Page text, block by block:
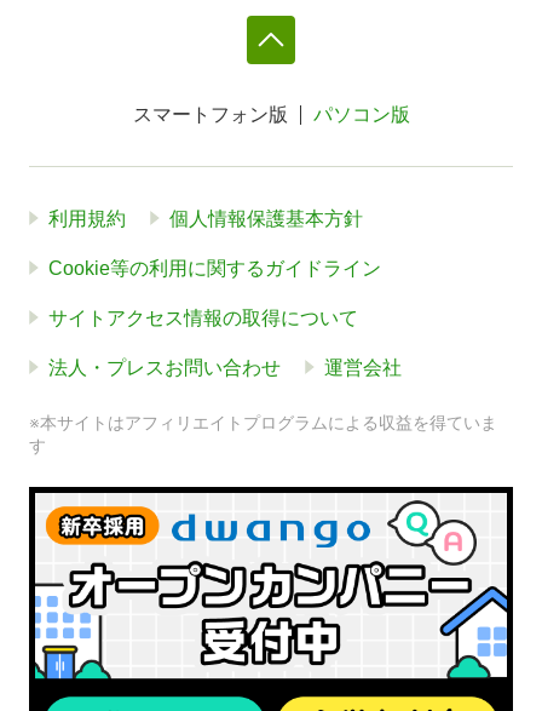
スマートフォン版 パソコン版
利用規約 個人情報保護基本方針
Cookie等の利用に関するガイドライン
サイトアクセス情報の取得について
法人・プレスお問い合わせ 運営会社
※本サイトはアフィリエイトプログラムによる収益を得ていま
す